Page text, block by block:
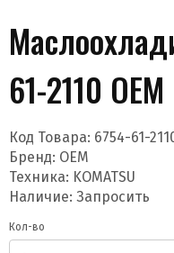
Даю согласие на
получение
61-2110 OEM
Код Товара: 6754-61-
Бренд: OEM
Техника: KOMATSU
Наличие: Запросить
Кол-во